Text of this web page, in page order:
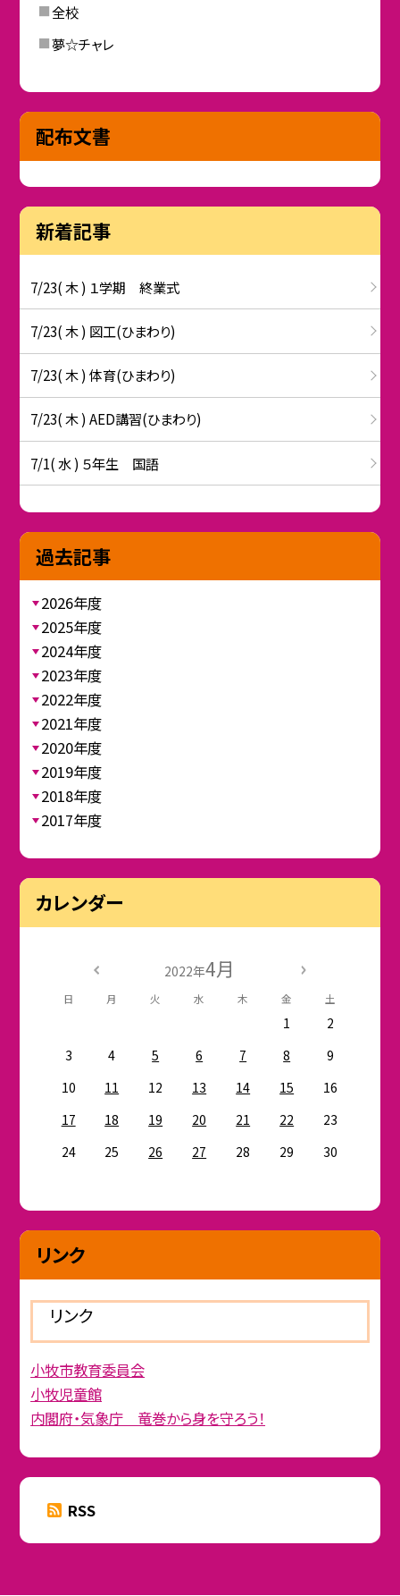
全校
夢☆チャレ
配布文書
新着記事
7/23( 木 ) １学期 終業式
7/23( 木 ) 図工(ひまわり)
7/23( 木 ) 体育(ひまわり)
7/23( 木 ) AED講習(ひまわり)
7/1( 水 ) ５年生 国語
過去記事
2026年度
2025年度
2024年度
2023年度
2022年度
2021年度
2020年度
2019年度
2018年度
2017年度
カレンダー
2022年4月
日 月 火 水 木 金 土
1
2
3
4 5 6 7 8
9
10
11 12 13 14 15
16
17
18 19 20 21 22
23
24
25 26 27 28 29 30
リンク
リンク
小牧市教育委員会
小牧児童館
内閣府・気象庁 竜巻から身を守ろう！
RSS